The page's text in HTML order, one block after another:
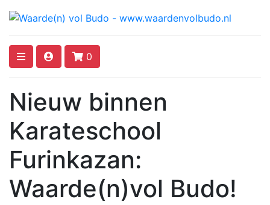
0
Nieuw binnen
Karateschool
Furinkazan:
Waarde(n)vol Budo!